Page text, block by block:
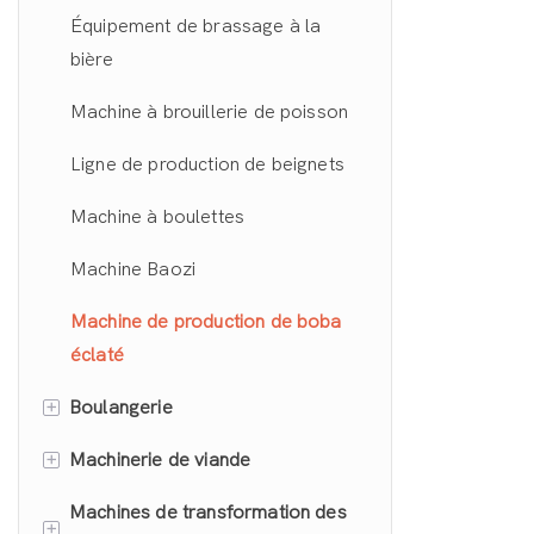
Ligne de production de
Machine de fabrication de
gaufrettes
Sèche-linge à l'air chaud pour la
nourriture
Sèche-linge à micro-ondes
Équipement de brassage à la
bière
Machine à brouillerie de poisson
Ligne de production de beignets
Machine à boulettes
Machine Baozi
Machine de production de boba
éclaté
+ Boulangerie
Ligne de production de pain
Machine à découper les gâteaux
+ Machinerie de viande
Poussoir à saucisses
+
Machines de transformation des